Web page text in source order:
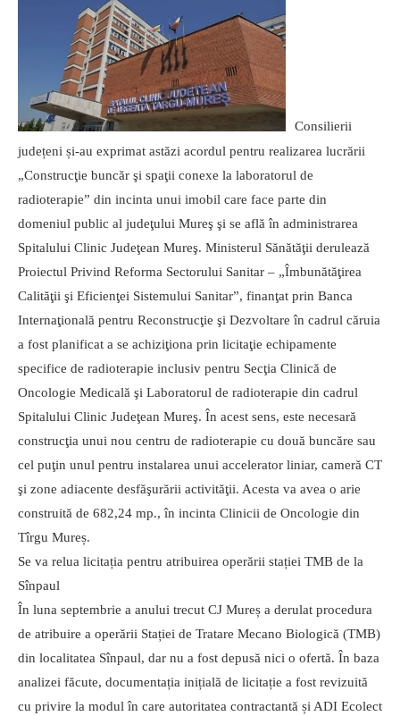
Consilierii
județeni și-au exprimat astăzi acordul pentru realizarea lucrării
„Construcţie buncăr şi spaţii conexe la laboratorul de
radioterapie” din incinta unui imobil care face parte din
domeniul public al judeţului Mureş şi se află în administrarea
Spitalului Clinic Judeţean Mureş. Ministerul Sănătăţii derulează
Proiectul Privind Reforma Sectorului Sanitar – „Îmbunătăţirea
Calităţii şi Eficienţei Sistemului Sanitar”, finanţat prin Banca
Internaţională pentru Reconstrucţie şi Dezvoltare în cadrul căruia
a fost planificat a se achiziţiona prin licitaţie echipamente
specifice de radioterapie inclusiv pentru Secţia Clinică de
Oncologie Medicală şi Laboratorul de radioterapie din cadrul
Spitalului Clinic Judeţean Mureş. În acest sens, este necesară
construcţia unui nou centru de radioterapie cu două buncăre sau
cel puţin unul pentru instalarea unui accelerator liniar, cameră CT
şi zone adiacente desfăşurării activităţii. Acesta va avea o arie
construită de 682,24 mp., în incinta Clinicii de Oncologie din
Tîrgu Mureș.
Se va relua licitația pentru atribuirea operării stației TMB de la
Sînpaul
În luna septembrie a anului trecut CJ Mureș a derulat procedura
de atribuire a operării Stației de Tratare Mecano Biologică (TMB)
din localitatea Sînpaul, dar nu a fost depusă nici o ofertă. În baza
analizei făcute, documentația inițială de licitație a fost revizuită
cu privire la modul în care autoritatea contractantă și ADI Ecolect